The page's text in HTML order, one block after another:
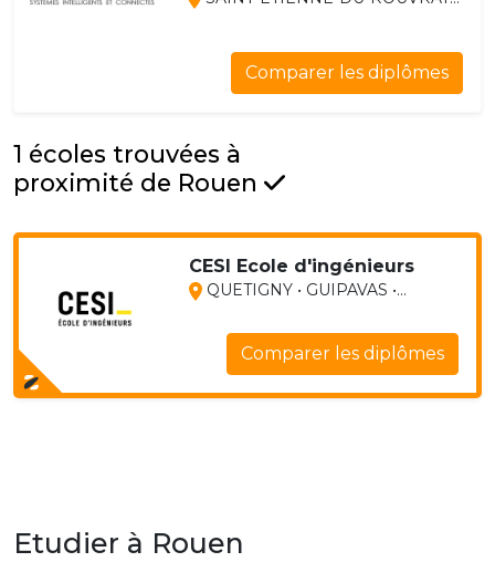
Comparer les diplômes
1 écoles trouvées à
proximité de Rouen
CESI Ecole d'ingénieurs
QUETIGNY • GUIPAVAS •...
Comparer les diplômes
Etudier à Rouen